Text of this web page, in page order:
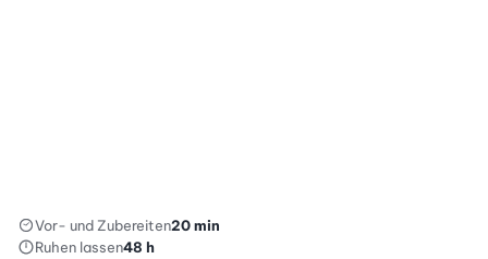
Vor- und Zubereiten20 min
Ruhen lassen48 h